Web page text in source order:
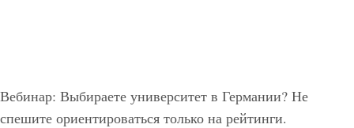
Вебинар: Выбираете университет в Германии? Не
спешите ориентироваться только на рейтинги.